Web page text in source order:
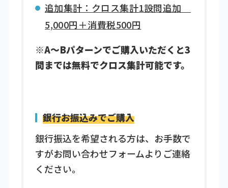
追加集計：クロス集計1設問追加
5,000円＋消費税500円
※A～Bパターンでご購入いただくと3
問までは無料でクロス集計可能です。
銀行お振込みでご購入
銀行振込を希望される方は、お手数で
すがお問い合わせフォームよりご連絡
ください。